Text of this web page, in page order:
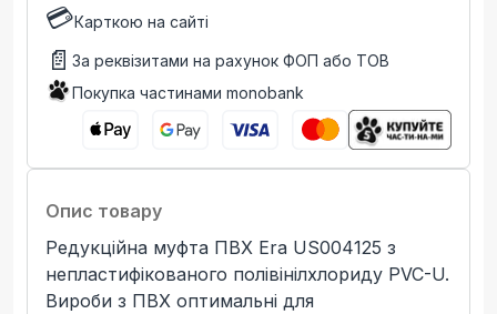
💳Карткою на сайті
📄 За реквізитами на рахунок ФОП або ТОВ
Покупка частинами monobank
Опис товару
Редукційна муфта ПВХ Era US004125 з
непластифікованого полівінілхлориду PVC-U.
Вироби з ПВХ оптимальні для